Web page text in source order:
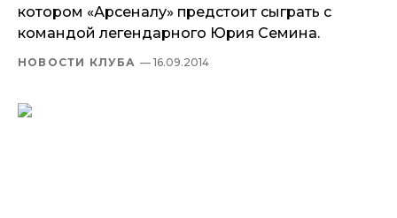
котором «Арсеналу» предстоит сыграть с
командой легендарного Юрия Семина.
НОВОСТИ КЛУБА — 16.09.2014